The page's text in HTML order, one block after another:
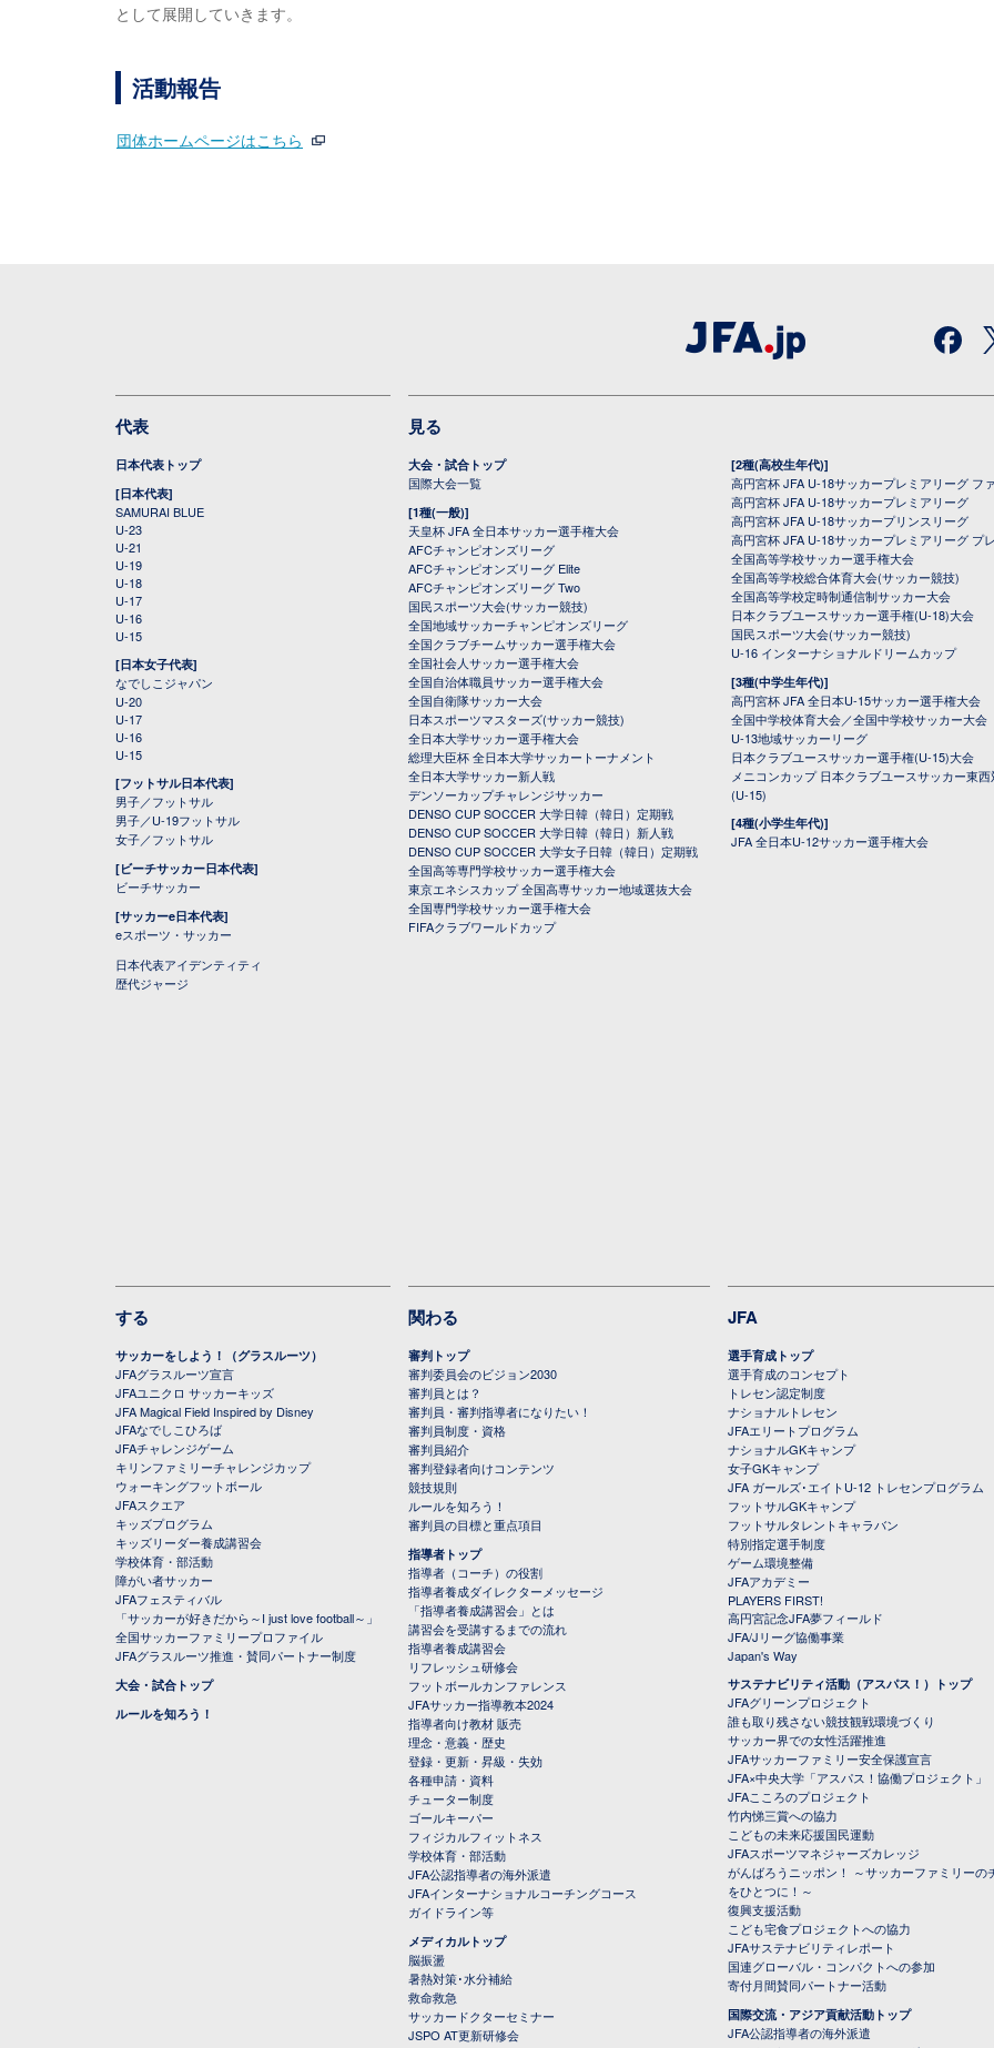
として展開していきます。
活動報告
団体ホームページはこちら
代表
日本代表トップ
[日本代表]
SAMURAI BLUE
U-23
U-21
U-19
U-18
U-17
U-16
U-15
[日本女子代表]
なでしこジャパン
U-20
U-17
U-16
U-15
[フットサル日本代表]
男子／フットサル
男子／U-19フットサル
女子／フットサル
[ビーチサッカー日本代表]
ビーチサッカー
[サッカーe日本代表]
eスポーツ・サッカー
日本代表アイデンティティ
歴代ジャージ
見る
大会・試合トップ
国際大会一覧
[1種(一般)]
天皇杯 JFA 全日本サッカー選手権大会
AFCチャンピオンズリーグ
AFCチャンピオンズリーグ Elite
AFCチャンピオンズリーグ Two
国民スポーツ大会(サッカー競技)
全国地域サッカーチャンピオンズリーグ
全国クラブチームサッカー選手権大会
全国社会人サッカー選手権大会
全国自治体職員サッカー選手権大会
全国自衛隊サッカー大会
日本スポーツマスターズ(サッカー競技)
全日本大学サッカー選手権大会
総理大臣杯 全日本大学サッカートーナメント
全日本大学サッカー新人戦
デンソーカップチャレンジサッカー
DENSO CUP SOCCER 大学日韓（韓日）定期戦
DENSO CUP SOCCER 大学日韓（韓日）新人戦
DENSO CUP SOCCER 大学女子日韓（韓日）定期戦
全国高等専門学校サッカー選手権大会
東京エネシスカップ 全国高専サッカー地域選抜大会
全国専門学校サッカー選手権大会
FIFAクラブワールドカップ
[2種(高校生年代)]
高円宮杯 JFA U-18サッカープレミアリーグ フ
高円宮杯 JFA U-18サッカープレミアリーグ
高円宮杯 JFA U-18サッカープリンスリーグ
高円宮杯 JFA U-18サッカープレミアリーグ プ
全国高等学校サッカー選手権大会
全国高等学校総合体育大会(サッカー競技)
全国高等学校定時制通信制サッカー大会
日本クラブユースサッカー選手権(U-18)大会
国民スポーツ大会(サッカー競技)
U-16 インターナショナルドリームカップ
[3種(中学生年代)]
高円宮杯 JFA 全日本U-15サッカー選手権大会
全国中学校体育大会／全国中学校サッカー大会
U-13地域サッカーリーグ
日本クラブユースサッカー選手権(U-15)大会
メニコンカップ 日本クラブユースサッカー東
(U-15)
[4種(小学生年代)]
JFA 全日本U-12サッカー選手権大会
する
サッカーをしよう！（グラスルーツ）
JFAグラスルーツ宣言
JFAユニクロ サッカーキッズ
JFA Magical Field Inspired by Disney
JFAなでしこひろば
JFAチャレンジゲーム
キリンファミリーチャレンジカップ
ウォーキングフットボール
JFAスクエア
キッズプログラム
キッズリーダー養成講習会
学校体育・部活動
障がい者サッカー
JFAフェスティバル
「サッカーが好きだから～I just love football～」
全国サッカーファミリープロファイル
JFAグラスルーツ推進・賛同パートナー制度
大会・試合トップ
ルールを知ろう！
関わる
審判トップ
審判委員会のビジョン2030
審判員とは？
審判員・審判指導者になりたい！
審判員制度・資格
審判員紹介
審判登録者向けコンテンツ
競技規則
ルールを知ろう！
審判員の目標と重点項目
指導者トップ
指導者（コーチ）の役割
指導者養成ダイレクターメッセージ
「指導者養成講習会」とは
講習会を受講するまでの流れ
指導者養成講習会
リフレッシュ研修会
フットボールカンファレンス
JFAサッカー指導教本2024
指導者向け教材 販売
理念・意義・歴史
登録・更新・昇級・失効
各種申請・資料
チューター制度
ゴールキーパー
フィジカルフィットネス
学校体育・部活動
JFA公認指導者の海外派遣
JFAインターナショナルコーチングコース
ガイドライン等
メディカルトップ
脳振盪
暑熱対策･水分補給
救命救急
サッカードクターセミナー
JSPO AT更新研修会
JFA
選手育成トップ
選手育成のコンセプト
トレセン認定制度
ナショナルトレセン
JFAエリートプログラム
ナショナルGKキャンプ
女子GKキャンプ
JFA ガールズ･エイトU-12 トレセンプログラム
フットサルGKキャンプ
フットサルタレントキャラバン
特別指定選手制度
ゲーム環境整備
JFAアカデミー
PLAYERS FIRST!
高円宮記念JFA夢フィールド
JFA/Jリーグ協働事業
Japan's Way
サステナビリティ活動（アスパス！）トップ
JFAグリーンプロジェクト
誰も取り残さない競技観戦環境づくり
サッカー界での女性活躍推進
JFAサッカーファミリー安全保護宣言
JFA×中央大学「アスパス！協働プロジェクト」
JFAこころのプロジェクト
竹内悌三賞への協力
こどもの未来応援国民運動
JFAスポーツマネジャーズカレッジ
がんばろうニッポン！ ～サッカーファミリーの
をひとつに！～
復興支援活動
こども宅食プロジェクトへの協力
JFAサステナビリティレポート
国連グローバル・コンパクトへの参加
寄付月間賛同パートナー活動
国際交流・アジア貢献活動トップ
JFA公認指導者の海外派遣